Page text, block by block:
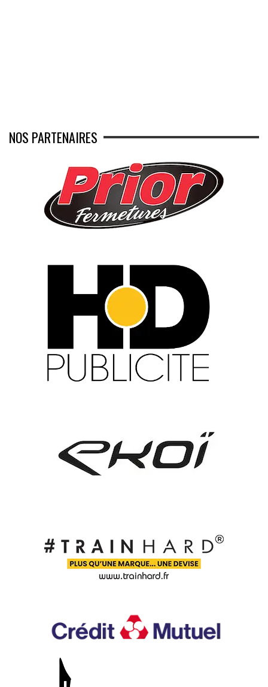
NOS PARTENAIRES